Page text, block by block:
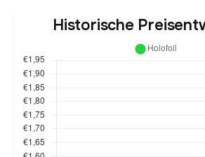
Historische